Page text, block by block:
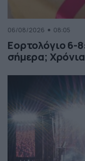
06/08/2026 08:05
Εορτολόγιο 6-
σήμερα;